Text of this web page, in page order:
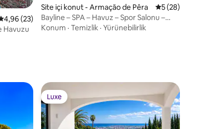
üzerinden ortalama 4,96 puan, 23 değerlendirme
4,96 (23)
Havuzu
Site içi konut - Armação de Pêra 5 üzerinden
5 (28)
Bayline – SPA – Havuz – Spor Salonu –
Denize sıfır yaşam
Konum · Temizlik · Yürünebilirlik
arasında
Luxe
Luxe